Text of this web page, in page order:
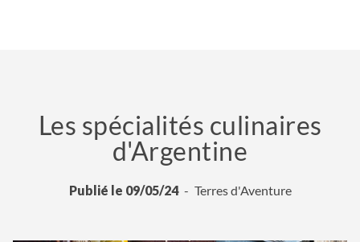
Les spécialités culinaires
d'Argentine
Publié le 09/05/24 Terres d'Aventure